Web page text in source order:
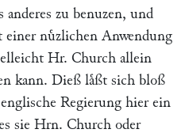
anderes zu benuzen, und
einer nuͤzlichen Anwendung
Hr. Church allein
kann. Dieß laͤßt sich bloß
Regierung hier ein
sie Hrn. Church oder